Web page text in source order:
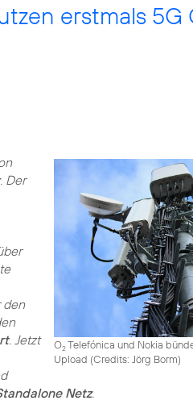
erstmals 5G
O2Telefónica und Nokia
Upload (Credits: Jörg Borm)
. Der
den
. Jetzt
Netz.